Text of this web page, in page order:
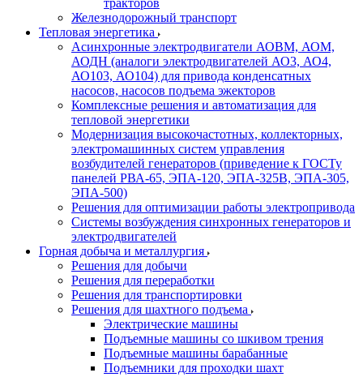
тракторов
Железнодорожный транспорт
Тепловая энергетика
Асинхронные электродвигатели АОВМ, АОМ,
АОДН (аналоги электродвигателей АО3, АО4,
АО103, АО104) для привода конденсатных
насосов, насосов подъема эжекторов
Комплексные решения и автоматизация для
тепловой энергетики
Модернизация высокочастотных, коллекторных,
электромашинных систем управления
возбудителей генераторов (приведение к ГОСТу
панелей РВА-65, ЭПА-120, ЭПА-325В, ЭПА-305,
ЭПА-500)
Решения для оптимизации работы электропривода
Системы возбуждения синхронных генераторов и
электродвигателей
Горная добыча и металлургия
Решения для добычи
Решения для переработки
Решения для транспортировки
Решения для шахтного подъема
Электрические машины
Подъемные машины со шкивом трения
Подъемные машины барабанные
Подъемники для проходки шахт